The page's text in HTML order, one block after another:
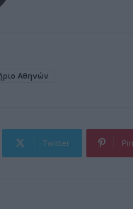
Αθηνών
Twitter